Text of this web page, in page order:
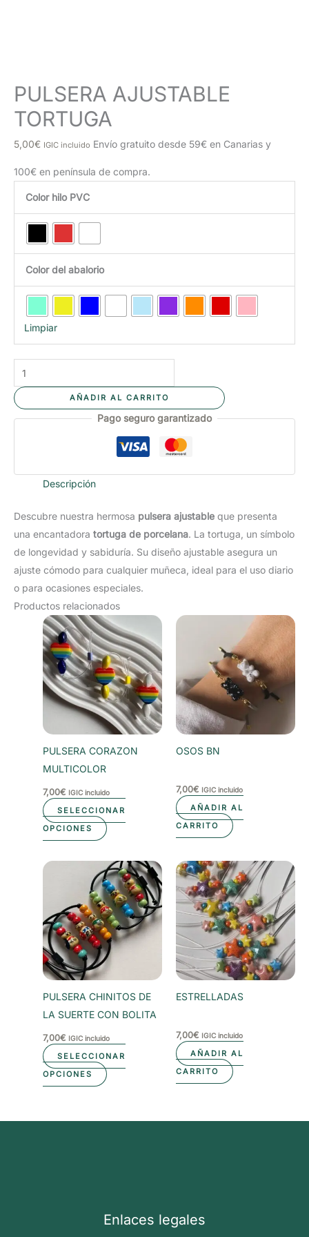
PULSERA AJUSTABLE
TORTUGA
5,00€ IGIC incluido Envío gratuito desde 59€ en Canarias y
100€ en península de compra.
Color hilo PVC
Color del abalorio
Limpiar
PULSERA
AJUSTABLE
TORTUGA
cantidad
AÑADIR AL CARRITO
Pago seguro garantizado
Descripción
Descubre nuestra hermosa pulsera ajustable que presenta
una encantadora tortuga de porcelana. La tortuga, un símbolo
de longevidad y sabiduría. Su diseño ajustable asegura un
ajuste cómodo para cualquier muñeca, ideal para el uso diario
o para ocasiones especiales.
Productos relacionados
PULSERA CORAZON
MULTICOLOR
7,00€ IGIC incluido
SELECCIONAR
OPCIONES
Este
tiene
múltiples
variantes.
Las
opciones
se
pueden
página
de
producto
OSOS BN
7,00€ IGIC incluido
AÑADIR AL
CARRITO
PULSERA CHINITOS DE
LA SUERTE CON BOLITA
7,00€ IGIC incluido
SELECCIONAR
OPCIONES
Este
pueden
ESTRELLADAS
7,00€ IGIC incluido
AÑADIR AL
CARRITO
Enlaces legales